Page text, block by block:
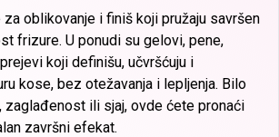
oblikovanje i finiš koji pružaju savršen
frizure. U ponudi su gelovi, pene,
koji definišu, učvršćuju i
kose, bez otežavanja i lepljenja. Bilo
zaglađenost ili sjaj, ovde ćete pronaći
završni efekat.